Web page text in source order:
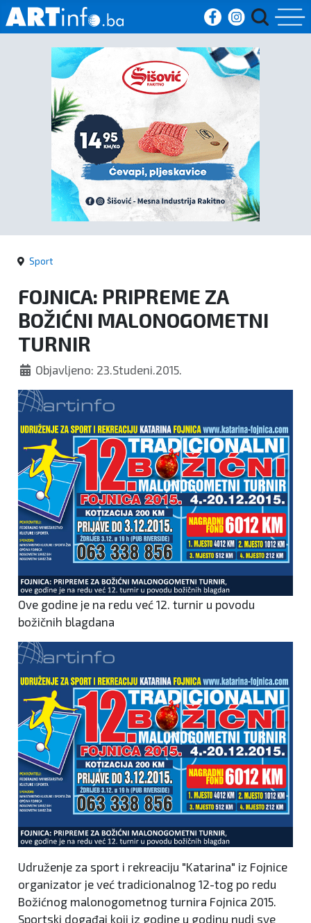
Početna
Vijesti
Sport
Kultura
Crna
kronika
Politika
Zanimljivosti
Sport
FOJNICA: PRIPREME ZA
BOŽIĆNI MALONOGOMETNI
TURNIR
Objavljeno: 23.Studeni.2015.
Ove godine je na redu već 12. turnir u povodu
božičnih blagdana
Udruženje za sport i rekreaciju "Katarina" iz Fojnice
organizator je već tradicionalnog 12-tog po redu
Božićnog malonogometnog turnira Fojnica 2015.
Sportski događaj koji iz godine u godinu nudi sve